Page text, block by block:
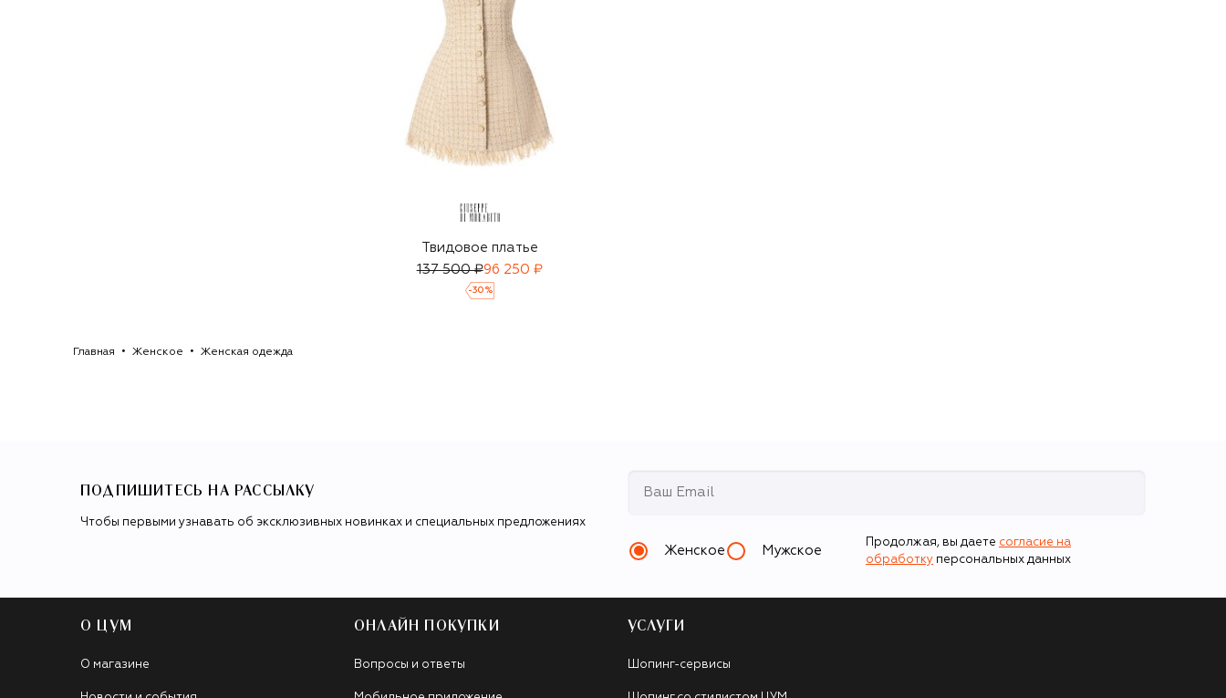
Твидовое платье
137 500 ₽96 250 ₽
-30 %
Главная Женское Женская одежда
ПОДПИШИТЕСЬ НА РАССЫЛКУ
Чтобы первыми узнавать об эксклюзивных новинках и специальных предложениях
Женское Мужское
Продолжая, вы даете согласие на
обработку персональных данных
О ЦУМ
О магазине
ОНЛАЙН ПОКУПКИ
Вопросы и ответы
УСЛУГИ
Шопинг-сервисы